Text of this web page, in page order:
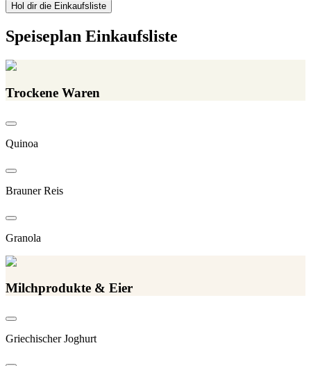
Hol dir die Einkaufsliste
Speiseplan Einkaufsliste
Trockene Waren
Quinoa
Brauner Reis
Granola
Milchprodukte & Eier
Griechischer Joghurt